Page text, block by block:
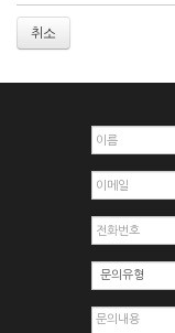
거절하거나 취소할
2. 개인정보를 허
3. 경쟁 관게에 있
4. 타인의 서비스
6. 이용자가 영업
7. 회사의 정보를
8. 기타 회사가 정
제5조 (서비스의
취소